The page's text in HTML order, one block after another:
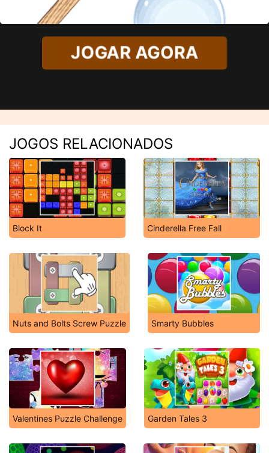
JOGAR AGORA
JOGOS RELACIONADOS
Block It Cinderella Free Fall
Nuts and Bolts Screw Puzzle Smarty Bubbles
Valentines Puzzle Challenge Garden Tales 3